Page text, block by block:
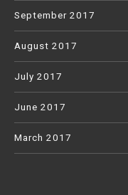
September 2017
August 2017
July 2017
June 2017
March 2017